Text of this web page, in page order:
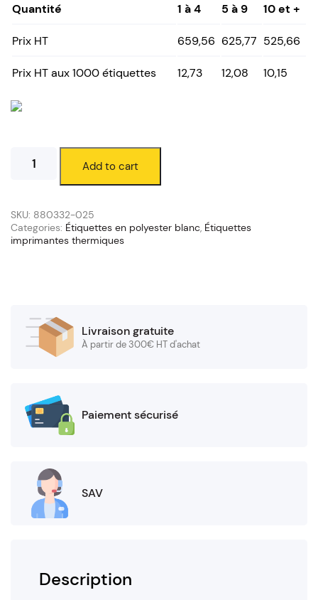
Quantité 1 à 4 5 à 9 10 et +
Prix HT 659,56 625,77 525,66
Prix HT aux 1000 étiquettes 12,73 12,08 10,15
polyester
x
25
mm
Add to cart
SKU: 880332-025
Categories: Étiquettes en polyester blanc, Étiquettes
imprimantes thermiques
Livraison gratuite
À partir de 300€ HT d'achat
Paiement sécurisé
SAV
Description